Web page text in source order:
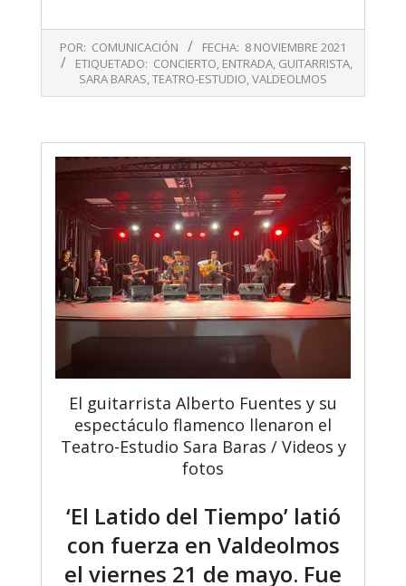
11-
POR: COMUNICACIÓN FECHA: 8 NOVIEMBRE 2021
ETIQUETADO: CONCIERTO, ENTRADA, GUITARRISTA,
SARA BARAS,TEATRO-ESTUDIO,VALDEOLMOS
El guitarrista Alberto Fuentes y su
espectáculo flamenco llenaron el
Teatro-Estudio Sara Baras / Videos y
fotos
‘El Latido del Tiempo’ latió
con fuerza en Valdeolmos
el viernes 21 de mayo. Fue